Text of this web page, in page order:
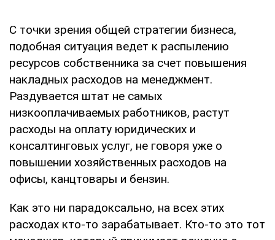
С точки зрения общей стратегии бизнеса,
подобная ситуация ведет к распылению
ресурсов собственника за счет повышения
накладных расходов на менеджмент.
Раздувается штат не самых
низкооплачиваемых работников, растут
расходы на оплату юридических и
консалтинговых услуг, не говоря уже о
повышении хозяйственных расходов на
офисы, канцтовары и бензин.
Как это ни парадоксально, на всех этих
расходах кто-то зарабатывает. Кто-то это тот